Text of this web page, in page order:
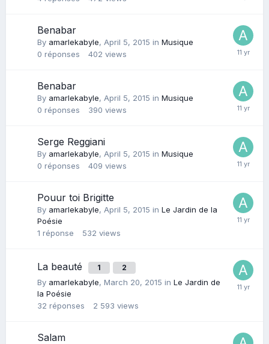
Benabar
By amarlekabyle, April 5, 2015 in Musique
0 réponses 402 views
Benabar
By amarlekabyle, April 5, 2015 in Musique
0 réponses 390 views
Serge Reggiani
By amarlekabyle, April 5, 2015 in Musique
0 réponses 409 views
Pouur toi Brigitte
By amarlekabyle, April 5, 2015 in Le Jardin de la
Poésie
1 réponse 532 views
La beauté 1 2
By amarlekabyle, March 20, 2015 in Le Jardin de
la Poésie
32 réponses 2 593 views
Salam